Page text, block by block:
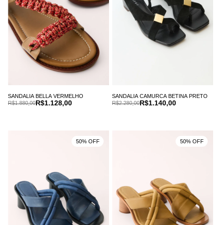
SANDALIA BELLA VERMELHO
R$1.128,00
R$1.880,00
SANDALIA CAMURCA BETINA PRETO
R$1.140,00
R$2.280,00
50% OFF 50% OFF